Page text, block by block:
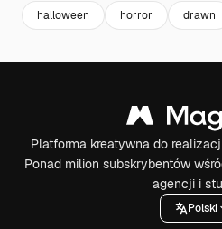
halloween horror drawn
Platforma kreatywna do
Ponad milion subskrybentów
agencji i
Polski